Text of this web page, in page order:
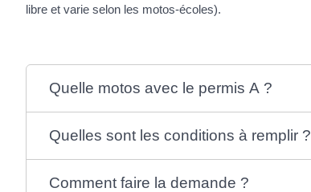
libre et varie selon les motos-écoles).
Quelle motos avec le permis A ?
Quelles sont les conditions à remplir ?
Comment faire la demande ?